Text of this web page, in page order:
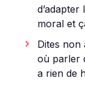
moral et
Dites non
où parler
a rien de